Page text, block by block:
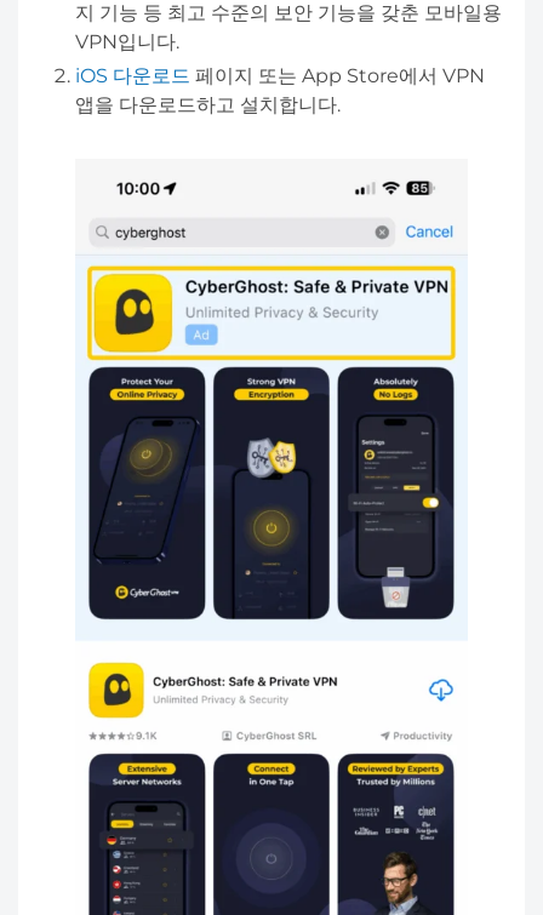
지 기능 등 최고 수준의 보안 기능을 갖춘 모바일용
VPN입니다.
iOS 다운로드 페이지 또는 App Store에서 VPN
앱을 다운로드하고 설치합니다.